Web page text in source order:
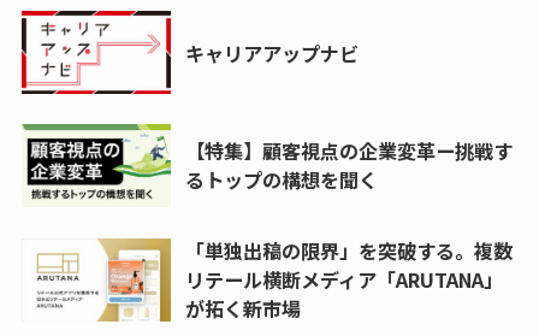
キャリアアップナビ
【特集】顧客視点の企業変革ー挑戦す
るトップの構想を聞く
「単独出稿の限界」を突破する。複数
リテール横断メディア「ARUTANA」
が拓く新市場